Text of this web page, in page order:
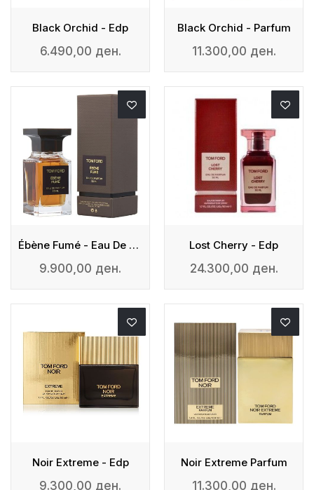
Black Orchid - Edp
6.490,00 ден.
Black Orchid - Parfum
11.300,00 ден.
Ébène Fumé - Eau De Parfum
9.900,00 ден.
Lost Cherry - Edp
24.300,00 ден.
Noir Extreme - Edp
9.300,00 ден.
Noir Extreme Parfum
11.300,00 ден.